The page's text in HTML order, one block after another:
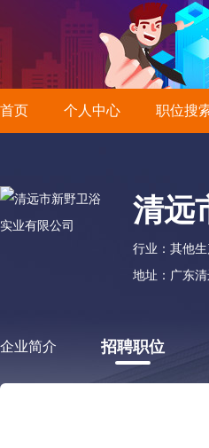
首页 个人中心 职位搜
清远
行业：其他
地址：广东
企业简介 招聘职位